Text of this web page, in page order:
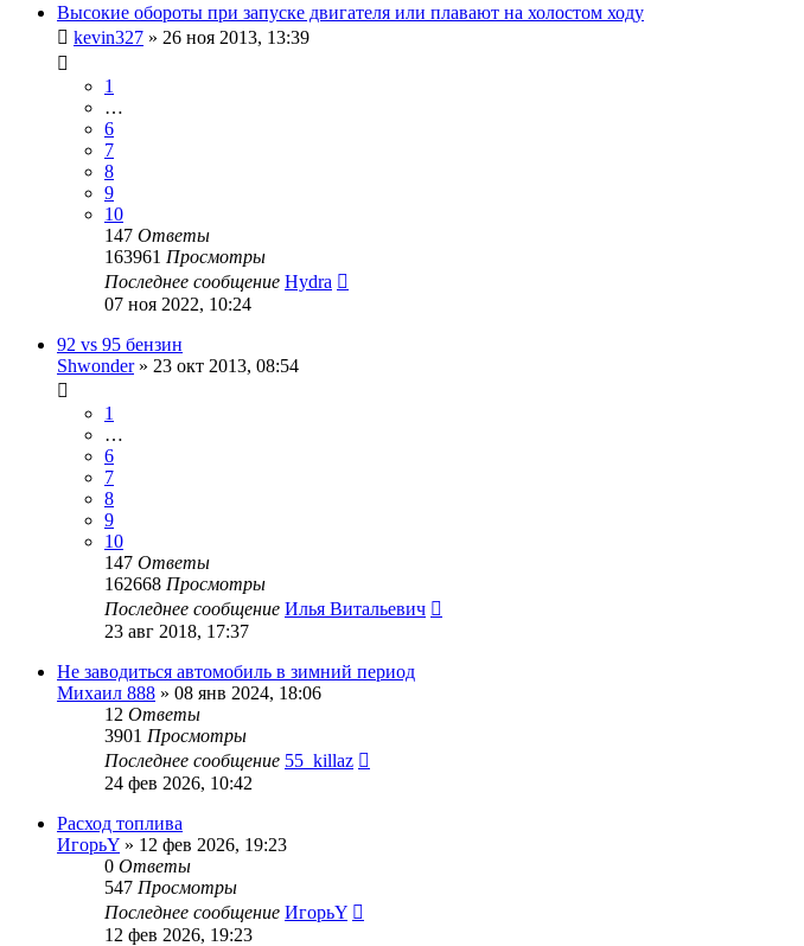
Высокие обороты при запуске двигателя или плавают на холостом ходу
kevin327 » 26 ноя 2013, 13:39
1
…
6
7
8
9
10
147 Ответы
163961 Просмотры
Последнее сообщение Hydra
07 ноя 2022, 10:24
92 vs 95 бензин
Shwonder» 23 окт 2013, 08:54
1
…
6
7
8
9
10
147 Ответы
162668 Просмотры
Последнее сообщение Илья Витальевич
23 авг 2018, 17:37
Не заводиться автомобиль в зимний период
Михаил 888 » 08 янв 2024, 18:06
12 Ответы
3901 Просмотры
Последнее сообщение 55_killaz
24 фев 2026, 10:42
Расход топлива
ИгорьY » 12 фев 2026, 19:23
0 Ответы
547 Просмотры
Последнее сообщение ИгорьY
12 фев 2026, 19:23